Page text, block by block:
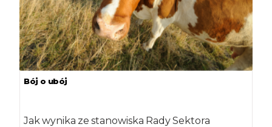
Bój o ubój
Jak wynika ze stanowiska Rady Sektora